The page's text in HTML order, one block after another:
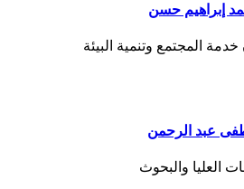
إبراهيم حسن
المجتمع وتنمية البيئة
عبد الرحمن
العليا والبحوث